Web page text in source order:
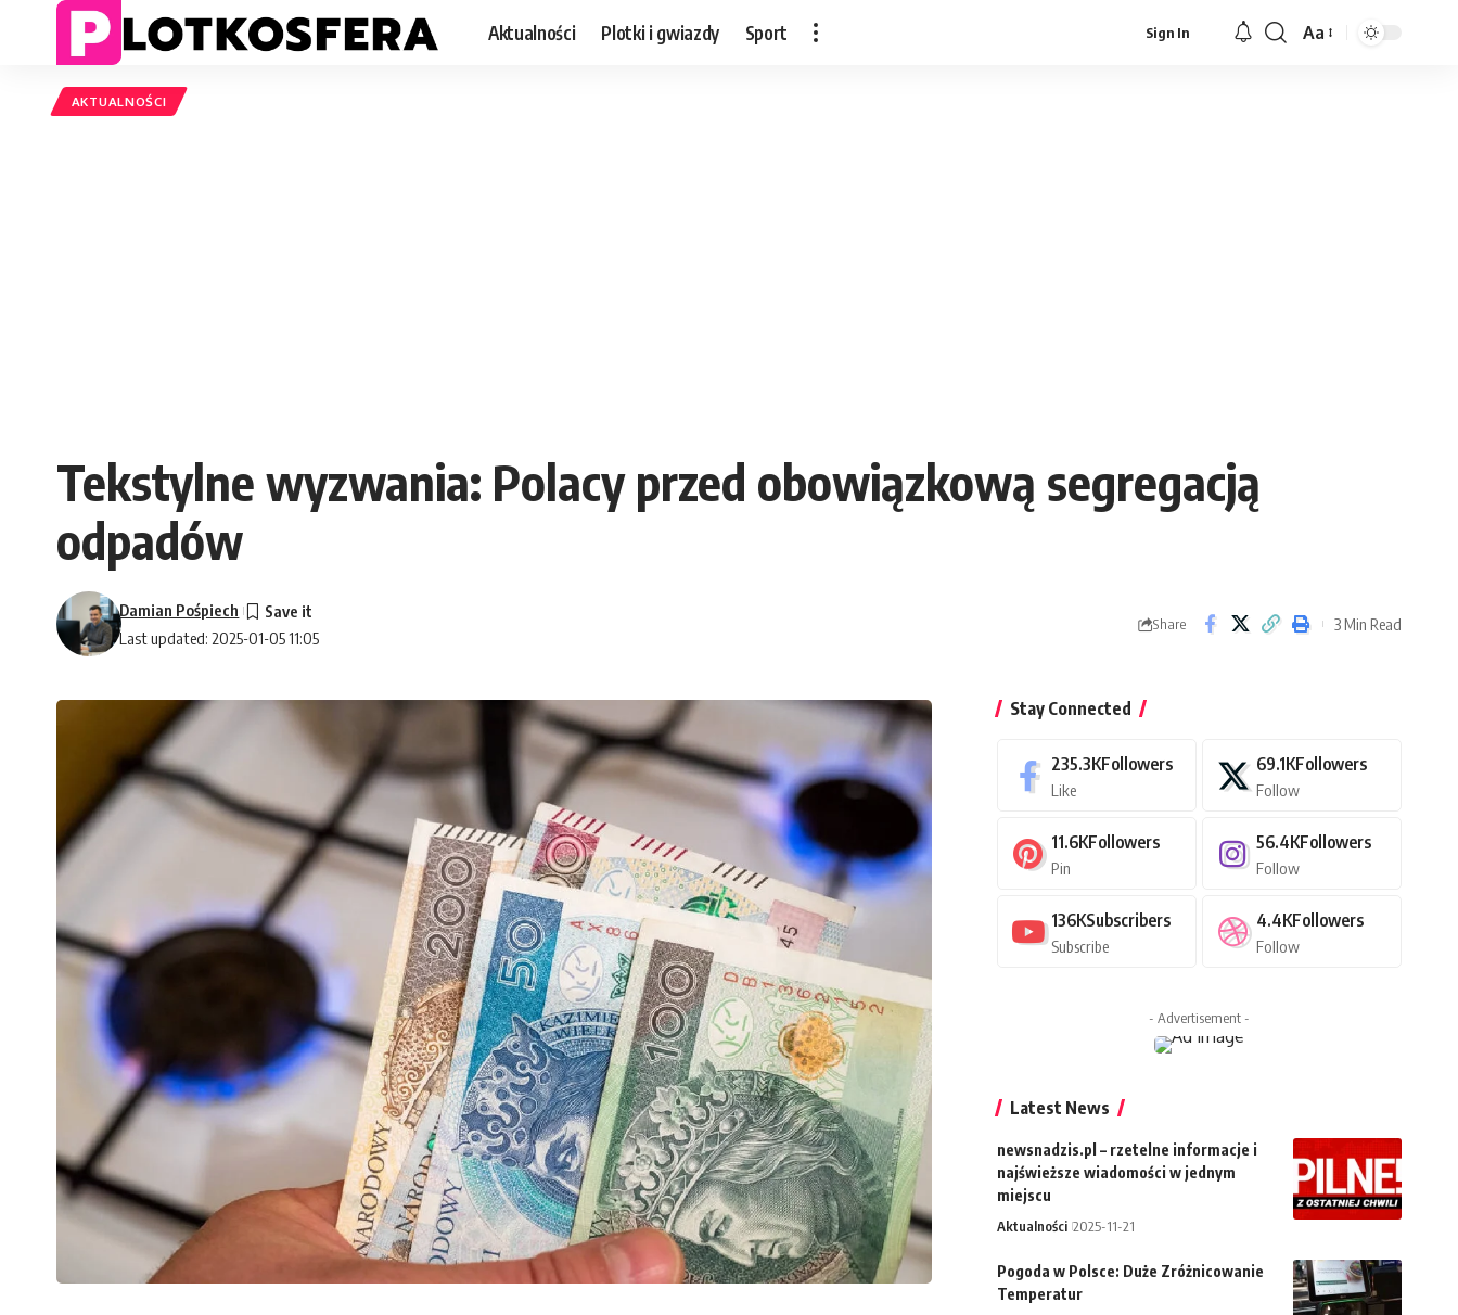
Aktualności Plotki i gwiazdy Sport Sign In
Font
Aa
AKTUALNOŚCI
Tekstylne wyzwania: Polacy przed obowiązkową segregacją
odpadów
Last updated: 2025-01-05 11:05
Damian Pośpiech
Share 3 Min Read
Stay Connected
235.3KFollowers
Like
69.1KFollowers
Follow
11.6KFollowers
Pin
56.4KFollowers
Follow
136KSubscribers
Subscribe
4.4KFollowers
Follow
- Advertisement -
Latest News
newsnadzis.pl – rzetelne informacje i
najświeższe wiadomości w jednym
miejscu
Aktualności 2025-11-21
Pogoda w Polsce: Duże Zróżnicowanie
Temperatur